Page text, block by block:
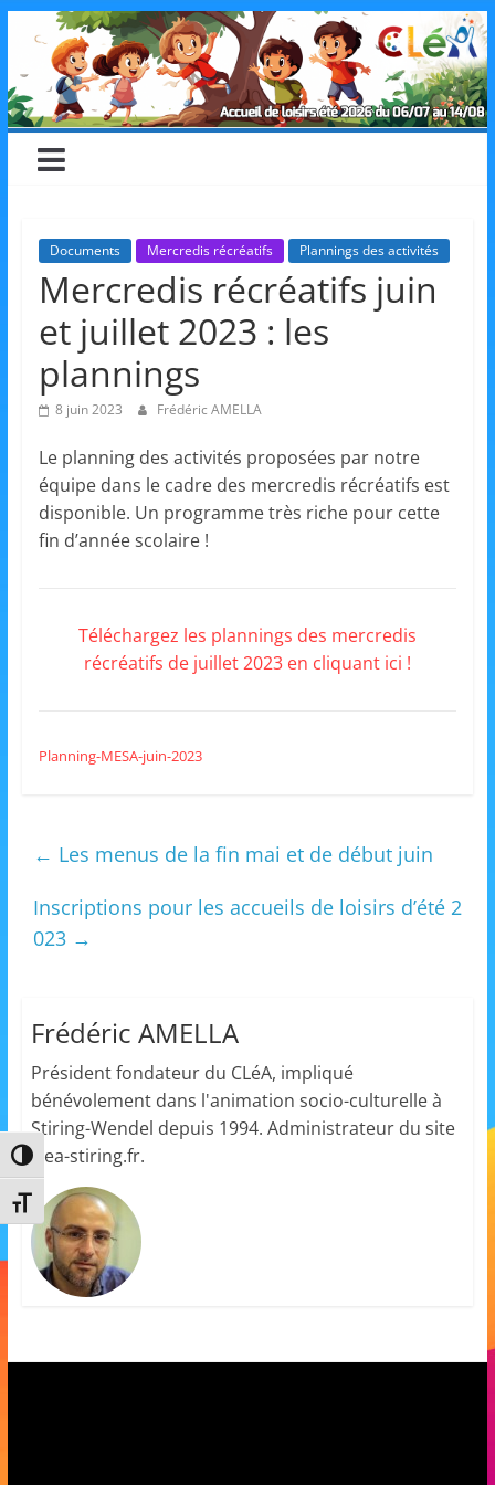
Passer en contraste élevé
Changer la taille de la police
content
CLéA
–
pour
les
l'éducation
et
–
o
s
é
d
u
Documents Mercredis récréatifs Plannings des activités
Mercredis récréatifs juin
et juillet 2023 : les
plannings
8 juin 2023 Frédéric AMELLA
Le planning des activités proposées par notre
équipe dans le cadre des mercredis récréatifs est
disponible. Un programme très riche pour cette
fin d’année scolaire !
Téléchargez les plannings des mercredis
récréatifs de juillet 2023 en cliquant ici !
Planning-MESA-juin-2023
← Les menus de la fin mai et de début juin
Inscriptions pour les accueils de loisirs d’été 2
023 →
Frédéric AMELLA
Président fondateur du CLéA, impliqué
bénévolement dans l'animation socio-culturelle à
Stiring-Wendel depuis 1994. Administrateur du site
clea-stiring.fr.